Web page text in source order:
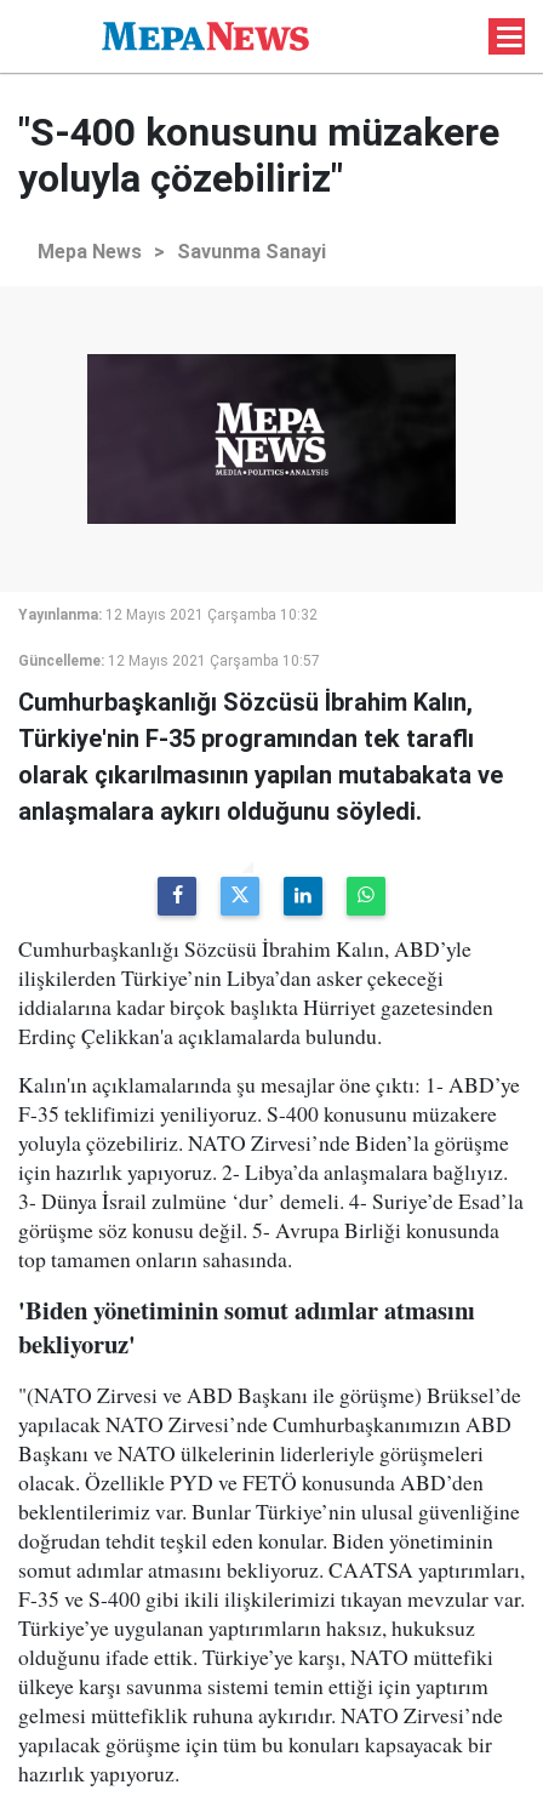
"S-400 konusunu müzakere
yoluyla çözebiliriz"
Mepa News > Savunma Sanayi
Yayınlanma: 12 Mayıs 2021 Çarşamba 10:32
Güncelleme: 12 Mayıs 2021 Çarşamba 10:57
Cumhurbaşkanlığı Sözcüsü İbrahim Kalın,
Türkiye'nin F-35 programından tek taraflı
olarak çıkarılmasının yapılan mutabakata ve
anlaşmalara aykırı olduğunu söyledi.
Cumhurbaşkanlığı Sözcüsü İbrahim Kalın, ABD’yle
ilişkilerden Türkiye’nin Libya’dan asker çekeceği
iddialarına kadar birçok başlıkta Hürriyet gazetesinden
Erdinç Çelikkan'a açıklamalarda bulundu.
Kalın'ın açıklamalarında şu mesajlar öne çıktı: 1- ABD’ye
F-35 teklifimizi yeniliyoruz. S-400 konusunu müzakere
yoluyla çözebiliriz. NATO Zirvesi’nde Biden’la görüşme
için hazırlık yapıyoruz. 2- Libya’da anlaşmalara bağlıyız.
3- Dünya İsrail zulmüne ‘dur’ demeli. 4- Suriye’de Esad’la
görüşme söz konusu değil. 5- Avrupa Birliği konusunda
top tamamen onların sahasında.
'Biden yönetiminin somut adımlar atmasını
bekliyoruz'
"(NATO Zirvesi ve ABD Başkanı ile görüşme) Brüksel’de
yapılacak NATO Zirvesi’nde Cumhurbaşkanımızın ABD
Başkanı ve NATO ülkelerinin liderleriyle görüşmeleri
olacak. Özellikle PYD ve FETÖ konusunda ABD’den
beklentilerimiz var. Bunlar Türkiye’nin ulusal güvenliğine
doğrudan tehdit teşkil eden konular. Biden yönetiminin
somut adımlar atmasını bekliyoruz. CAATSA yaptırımları,
F-35 ve S-400 gibi ikili ilişkilerimizi tıkayan mevzular var.
Türkiye’ye uygulanan yaptırımların haksız, hukuksuz
olduğunu ifade ettik. Türkiye’ye karşı, NATO müttefiki
ülkeye karşı savunma sistemi temin ettiği için yaptırım
gelmesi müttefiklik ruhuna aykırıdır. NATO Zirvesi’nde
yapılacak görüşme için tüm bu konuları kapsayacak bir
hazırlık yapıyoruz.